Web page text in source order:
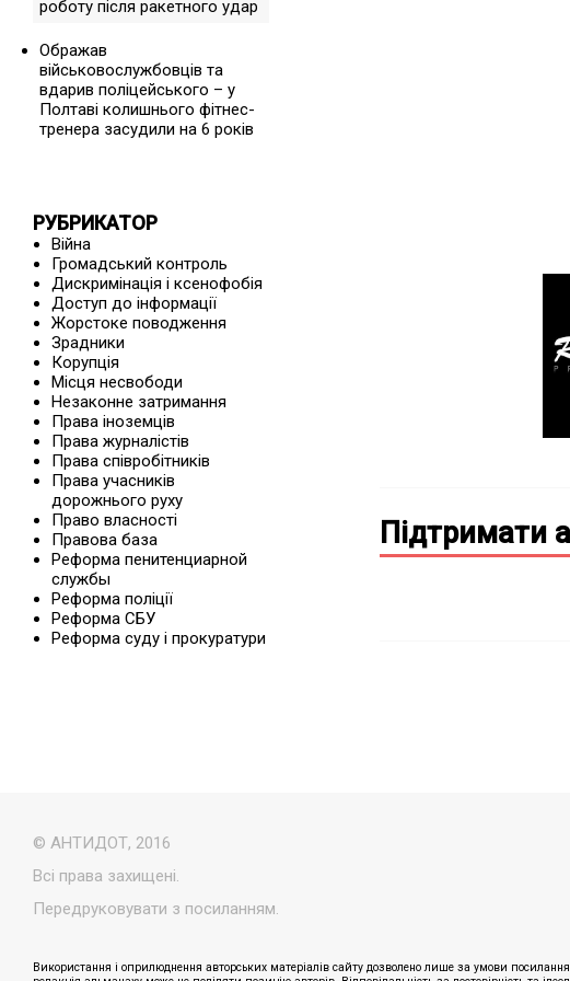
роботу після ракетного удар
Ображав
військовослужбовців та
вдарив поліцейського – у
Полтаві колишнього фітнес-
тренера засудили на 6 років
РУБРИКАТОР
Війна
Громадський контроль
Дискримінація і ксенофобія
Доступ до інформації
Жорстоке поводження
Зрадники
Корупція
Місця несвободи
Незаконне затримання
Права іноземців
Права журналістів
Права співробітників
Права учасників
дорожнього руху
Право власності
Правова база
Реформа пенитенциарной
службы
Реформа поліції
Реформа СБУ
Реформа суду і прокуратури
Підтримати
© АНТИДОТ, 2016
Всі права захищені.
Передруковувати з посиланням.
Використання і оприлюднення авторських матеріалів сайту дозволено лише за умови